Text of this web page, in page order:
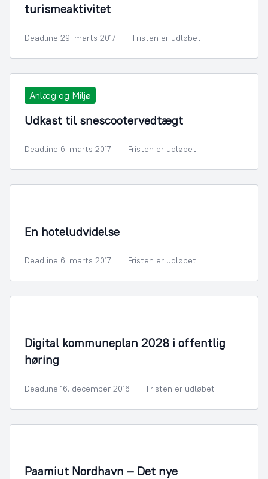
turismeaktivitet
Deadline 29. marts 2017 Fristen er udløbet
Anlæg og Miljø
Udkast til snescootervedtægt
Deadline 6. marts 2017 Fristen er udløbet
En hoteludvidelse
Deadline 6. marts 2017 Fristen er udløbet
Digital kommuneplan 2028 i offentlig
høring
Deadline 16. december 2016 Fristen er udløbet
Paamiut Nordhavn – Det nye